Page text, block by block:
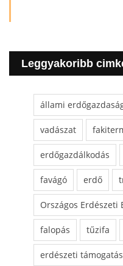
Leggyakoribb
állami
vadászat
erdőgazdálkodás
favágó erdő
Országos Erdészeti
falopás tűzifa
erdészeti támogatás